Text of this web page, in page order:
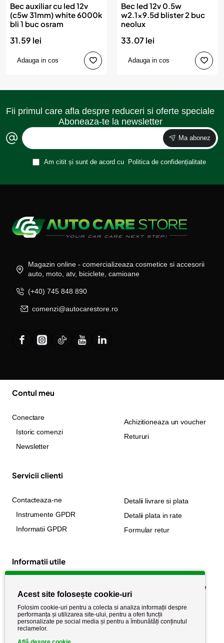
Bec auxiliar cu led 12v
(c5w 31mm) white 6000k
bli 1 buc osram
31.59 lei
Adauga in cos
Bec led 12v 0.5w
w2.1x9.5d blister 2 buc
neolux
33.07 lei
Adauga in cos
Fii primul care afla despre reduceri si oferte speciale
Aboneaza-te la newsletter
Ma abonez
Am citit și sunt de acord cu Politica de confidențialitate
Magazin online - comercializeaza cosmetice si accesorii
auto, moto, atv, biciclete, camioane
(+40) 745 848 890
comenzi@autocarestore.ro
Contul meu
Conectare
Istoric comenzi
Newsletter
Achizitioneaza un voucher
Retururi
Servicii clienti
Contacteaza-ne
Instrumente GPDR
Informatii GPDR
Detalii livrare si plata
Detalii plata in rate
Formular retur
Informatii utile
Politica de cookie
Politica de confidențialitate
Termeni si conditii
Acest site folosește cookie-uri
Folosim cookie-uri pentru a colecta si analiza informații despre
performanța și utilizarea site-ului, pentru a oferi funcții
personalizate pe social media și pentru a îmbunătăți conținutul
reclamelor.